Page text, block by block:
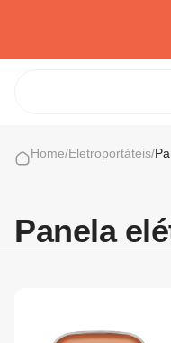
Home/Eletroportáteis/
Panela